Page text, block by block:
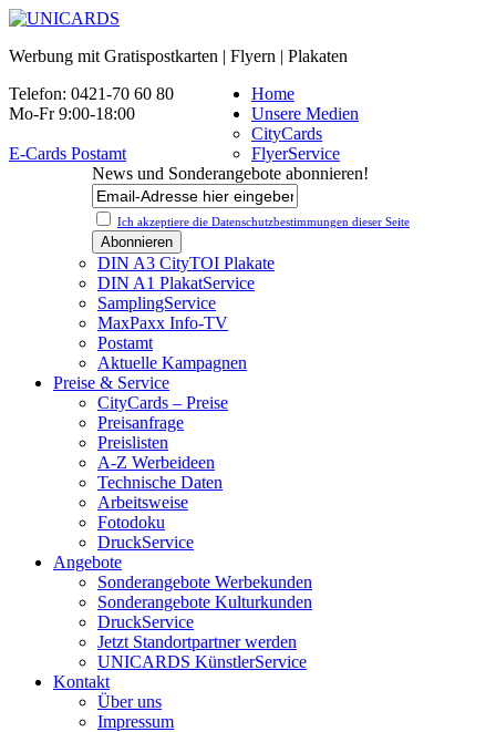
Werbung mit Gratispostkarten | Flyern | Plakaten
Telefon: 0421-70 60 80
Mo-Fr 9:00-18:00
E-Cards Postamt
News und Sonderangebote abonnieren!
Ich akzeptiere die Datenschutz­bestimmungen dieser Seite
Home
Unsere Medien
CityCards
FlyerService
DIN A3 CityTOI Plakate
DIN A1 PlakatService
SamplingService
MaxPaxx Info-TV
Postamt
Aktuelle Kampagnen
Preise & Service
CityCards – Preise
Preisanfrage
Preislisten
A-Z Werbeideen
Technische Daten
Arbeitsweise
Fotodoku
DruckService
Angebote
Sonderangebote Werbekunden
Sonderangebote Kulturkunden
DruckService
Jetzt Standortpartner werden
UNICARDS KünstlerService
Kontakt
Über uns
Impressum